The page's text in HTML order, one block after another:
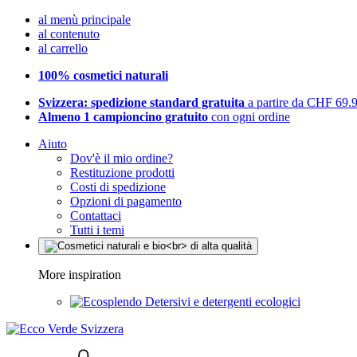
al menù principale
al contenuto
al carrello
100% cosmetici naturali
Svizzera: spedizione standard gratuita a partire da CHF
Almeno 1 campioncino gratuito con ogni ordine
Aiuto
Dov'è il mio ordine?
Restituzione prodotti
Costi di spedizione
Opzioni di pagamento
Contattaci
Tutti i temi
More inspiration
Detersivi e detergenti ecologici